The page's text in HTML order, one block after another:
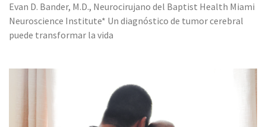
Evan D. Bander, M.D., Neurocirujano del Baptist Health Miami
Neuroscience Institute* Un diagnóstico de tumor cerebral
puede transformar la vida